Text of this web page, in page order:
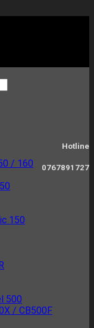
Hotline
0767891727
/ 160
150
500
/ CB500F